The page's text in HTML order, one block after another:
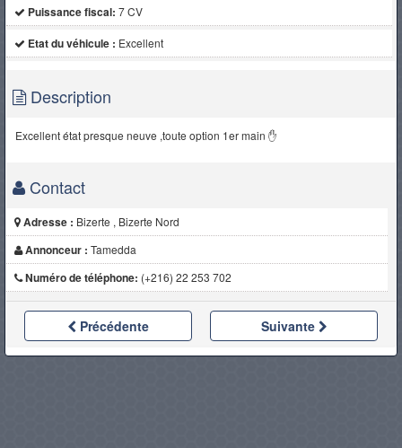
Puissance fiscal: 7 CV
Etat du véhicule : Excellent
Description
Excellent état presque neuve ,toute option 1er main ✋
Contact
Adresse : Bizerte , Bizerte Nord
Annonceur : Tamedda
Numéro de téléphone: (+216) 22 253 702
Précédente Suivante